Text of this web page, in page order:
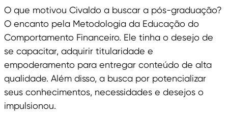
O que motivou Civaldo a buscar a pós-graduação?
O encanto pela Metodologia da Educação do
Comportamento Financeiro. Ele tinha o desejo de
se capacitar, adquirir titularidade e
empoderamento para entregar conteúdo de alta
qualidade. Além disso, a busca por potencializar
seus conhecimentos, necessidades e desejos o
impulsionou.